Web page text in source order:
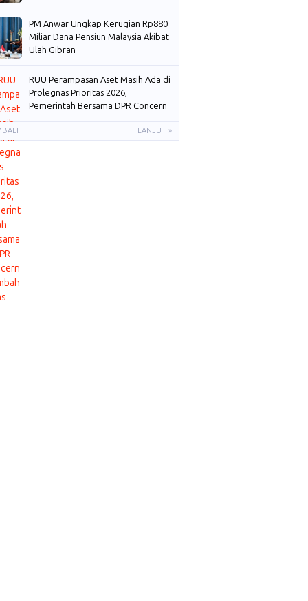
PM Anwar Ungkap Kerugian Rp880
Miliar Dana Pensiun Malaysia Akibat
Ulah Gibran
RUU Perampasan Aset Masih Ada di
Prolegnas Prioritas 2026,
Pemerintah Bersama DPR Concern
LANJUT »